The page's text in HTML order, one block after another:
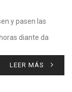
y pasen las
diante da
LEER MÁS